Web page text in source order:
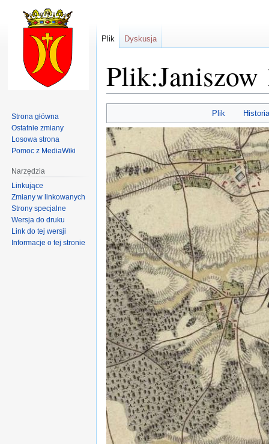
Plik:Janiszow
do
nawigacji
do
wyszukiwania
Plik
Plik Dyskusja
Strona główna
Ostatnie zmiany
Losowa strona
Pomoc z MediaWiki
Narzędzia
Linkujące
Zmiany w linkowanych
Strony specjalne
Wersja do druku
Link do tej wersji
Informacje o tej stronie